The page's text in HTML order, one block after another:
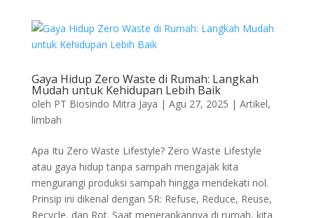
Gaya Hidup Zero Waste di Rumah: Langkah
Mudah untuk Kehidupan Lebih Baik
oleh PT Biosindo Mitra Jaya | Agu 27, 2025 | Artikel,
limbah
Apa Itu Zero Waste Lifestyle? Zero Waste Lifestyle
atau gaya hidup tanpa sampah mengajak kita
mengurangi produksi sampah hingga mendekati nol.
Prinsip ini dikenal dengan 5R: Refuse, Reduce, Reuse,
Recycle, dan Rot. Saat menerapkannya di rumah, kita